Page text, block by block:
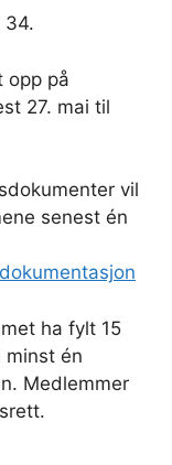
34.
opp på
27. mai til
vil
senest én
ha fylt 15
én
Medlemmer